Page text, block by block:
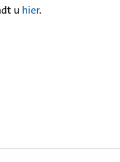
u hier.